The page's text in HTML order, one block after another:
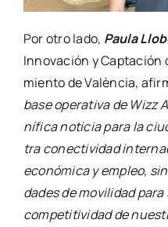
Por otro lado, Pau­la
Inno­va­ción y
mien­to de Valèn­cia,
base ope­ra­ti­va de Wizz
ní­fi­ca noti­cia para la
tra conec­ti­vi­dad
eco­nó­mi­ca y empleo,
da­des de movi­li­dad
com­pe­ti­ti­vi­dad de